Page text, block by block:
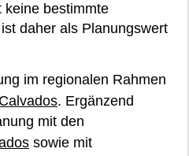
keine bestimmte
daher als Planungswert
im regionalen Rahmen
Calvados. Ergänzend
mit den
sowie mit